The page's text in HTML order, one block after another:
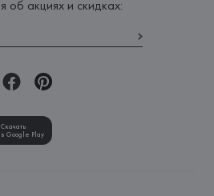
об акциях и скидках:
Скачать
в Google Play